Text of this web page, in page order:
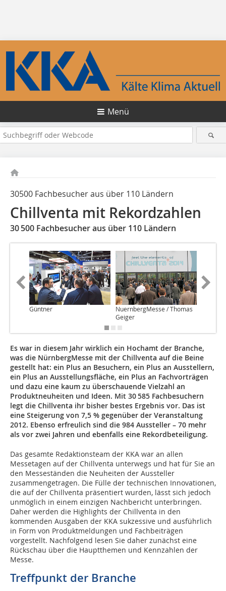
Menü
30500 Fachbesucher aus über 110 Ländern
Chillventa mit Rekordzahlen
30 500 Fachbesucher aus über 110 Ländern
Güntner
NuernbergMesse / Thomas
Geiger
Es war in diesem Jahr wirklich ein Hochamt der Branche,
was die NürnbergMesse mit der Chillventa auf die Beine
gestellt hat: ein Plus an Besuchern, ein Plus an Ausstellern,
ein Plus an Ausstellungsfläche, ein Plus an Fachvorträgen
und dazu eine kaum zu überschauende Vielzahl an
Produktneuheiten und Ideen. Mit 30 585 Fachbesuchern
legt die Chillventa ihr bisher bestes Ergebnis vor. Das ist
eine Steigerung von 7,5 % gegenüber der Veranstaltung
2012. Ebenso erfreulich sind die 984 Aussteller – 70 mehr
als vor zwei Jahren und ebenfalls eine Rekordbeteiligung.
Das gesamte Redaktionsteam der KKA war an allen
Messetagen auf der Chillventa unterwegs und hat für Sie an
den Messeständen die Neuheiten der Aussteller
zusammengetragen. Die Fülle der technischen Innovationen,
die auf der Chillventa präsentiert wurden, lässt sich jedoch
unmöglich in einem einzigen Nachbericht unterbringen.
Daher werden die Highlights der Chillventa in den
kommenden Ausgaben der KKA sukzessive und ausführlich
in Form von Produktmeldungen und Fachbeiträgen
vorgestellt. Nachfolgend lesen Sie daher zunächst eine
Rückschau über die Hauptthemen und Kennzahlen der
Messe.
Treffpunkt der Branche